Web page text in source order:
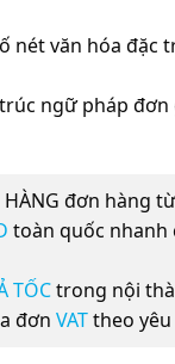
nét văn hóa đặc
ngữ pháp đơn
đơn hàng từ
toàn quốc
TỐCtrong nội
đơn VATtheo yêu